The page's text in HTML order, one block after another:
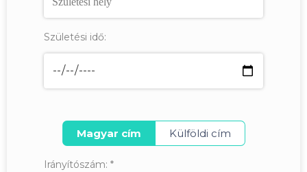
Születési idő:
Magyar cím Külföldi cím
Irányítószám: *